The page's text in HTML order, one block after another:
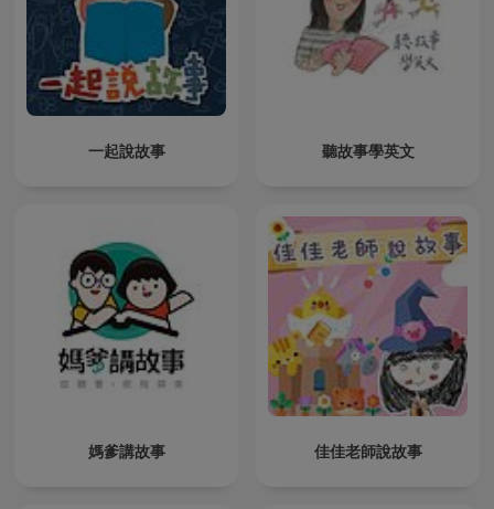
一起說故事 聽故事學英文
媽爹講故事 佳佳老師說故事